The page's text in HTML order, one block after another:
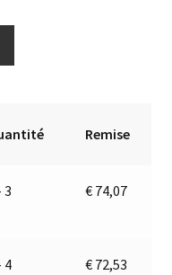
Remise
3 € 74,07
4 € 72,53